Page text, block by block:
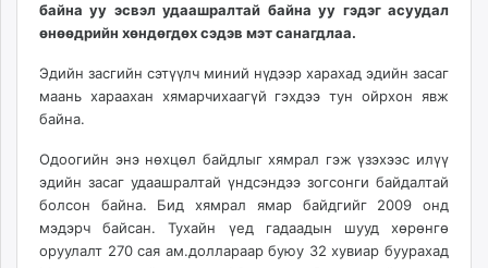
Baabar.mn
ikon.mn
Eguur.mn
24tsag.mn
eagle.mn
байна уу эсвэл удаашралтай байна уу гэдэг асуудал
өнөөдрийн хөндөгдөх сэдэв мэт санагдлаа.
Эдийн засгийн сэтүүлч миний нүдээр харахад эдийн засаг
маань хараахан хямарчихаагүй гэхдээ тун ойрхон явж
байна.
Одоогийн энэ нөхцөл байдлыг хямрал гэж үзэхээс илүү
эдийн засаг удаашралтай үндсэндээ зогсонги байдалтай
болсон байна. Бид хямрал ямар байдгийг 2009 онд
мэдэрч байсан. Тухайн үед гадаадын шууд хөрөнгө
оруулалт 270 сая ам.доллараар буюу 32 хувиар буурахад